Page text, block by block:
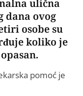
ulična
dana ovog
osobe su
koliko je
pomoć je